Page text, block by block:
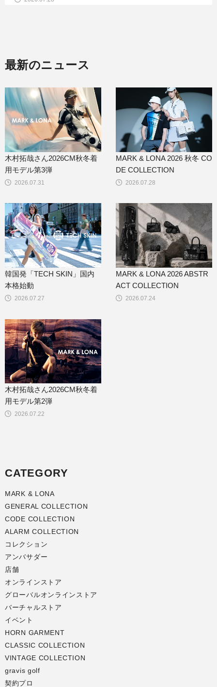
最新のニュース
2026.07.31
木村拓哉さん2026CM秋冬着
用モデル第3弾
2026.07.28
MARK & LONA 2026 秋冬 CO
DE COLLECTION
2026.07.27
韓国発「TECH SKIN」国内
本格始動
2026.07.24
MARK & LONA 2026 ABSTR
ACT COLLECTION
2026.07.22
木村拓哉さん2026CM秋冬着
用モデル第2弾
CATEGORY
MARK & LONA
GENERAL COLLECTION
CODE COLLECTION
ALARM COLLECTION
コレクション
アンバサダー
店舗
オンラインストア
グローバルオンラインストア
バーチャルストア
イベント
HORN GARMENT
CLASSIC COLLECTION
VINTAGE COLLECTION
gravis golf
契約プロ